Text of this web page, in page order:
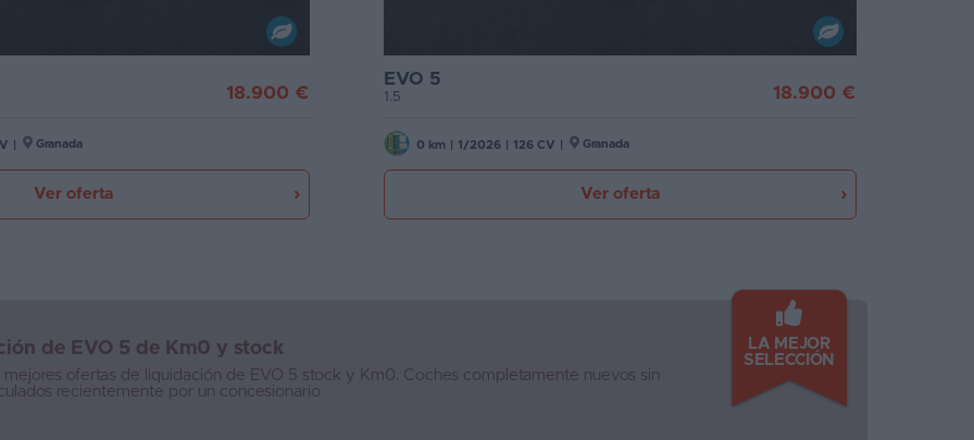
18.900 €
Granada
Ver oferta
EVO 5
1.5 18.900 €
0 km 1/2026 126 CV Granada
Ver oferta
de EVO 5 de Km0 y stock
mejores ofertas de liquidación de EVO 5 stock y Km0. Coches completamente nuevos sin
recientemente por un concesionario
LA MEJOR
SELECCIÓN